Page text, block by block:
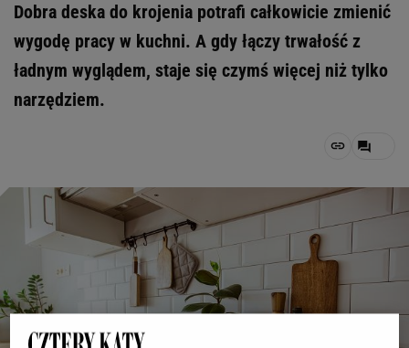
Dobra deska do krojenia potrafi całkowicie zmienić
wygodę pracy w kuchni. A gdy łączy trwałość z
ładnym wyglądem, staje się czymś więcej niż tylko
narzędziem.